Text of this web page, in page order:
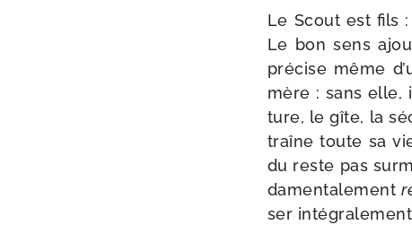
Le Scout est fils
Le bon sens
pré­cise même
mère : sans elle,
ture, le gîte, la
traîne toute sa
du reste pas
da­men­ta­le­ment
ser